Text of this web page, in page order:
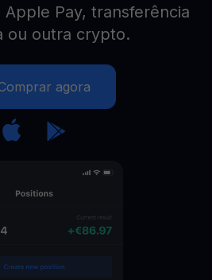
Pay, transferência
ou outra crypto.
agora